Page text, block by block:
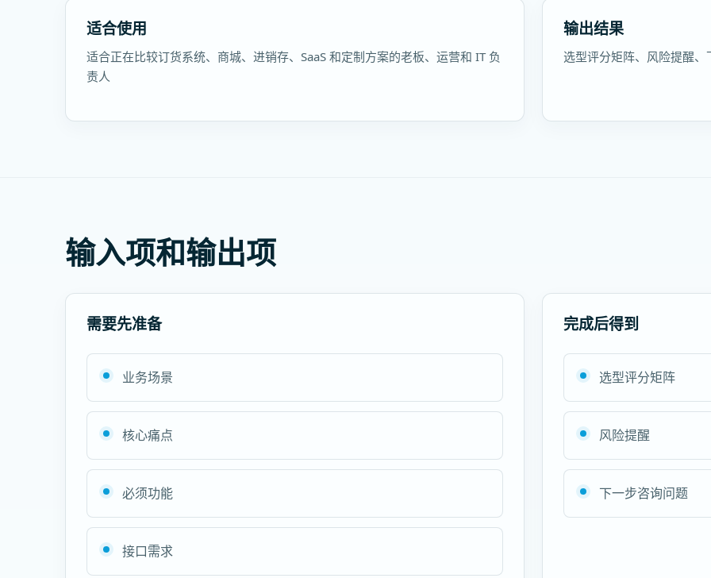
适合使用
适合正在比较订货系统、商城、进销存、SaaS 和定制方案的老板、运营和 IT 负
责人
输出结果
选型评分矩阵、风险提醒、
输入项和输出项
需要先准备
业务场景
核心痛点
必须功能
接口需求
完成后得到
选型评分矩阵
风险提醒
下一步咨询问题